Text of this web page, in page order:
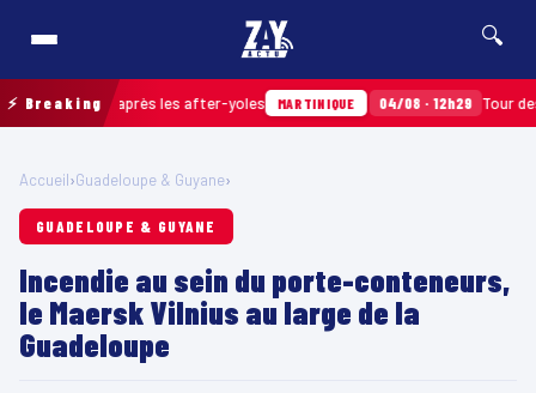
🔍
⚡ Breaking
ramassés après les after-yoles MARTINIQUE 04/08 · 12h29 Tour des
Accueil›Guadeloupe & Guyane›
GUADELOUPE & GUYANE
Incendie au sein du porte-conteneurs,
le Maersk Vilnius au large de la
Guadeloupe